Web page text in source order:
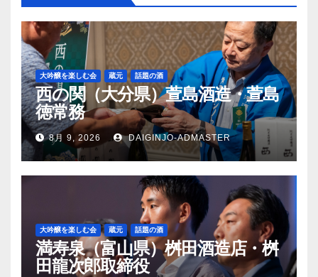
大吟醸を楽しむ会 蔵元 話題の酒
西の関（大分県）萱島酒造・萱島
徳常務
8月 9, 2026 DAIGINJO-ADMASTER
大吟醸を楽しむ会 蔵元 話題の酒
満寿泉（富山県）桝田酒造店・桝
田龍次郎取締役